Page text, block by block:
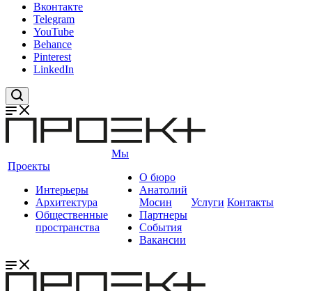
Вконтакте
Telegram
YouTube
Behance
Pinterest
LinkedIn
Проекты
Интерьеры
Архитектура
Общественные
пространства
Мы
О бюро
Анатолий
Мосин
Партнеры
События
Вакансии
Услуги Контакты